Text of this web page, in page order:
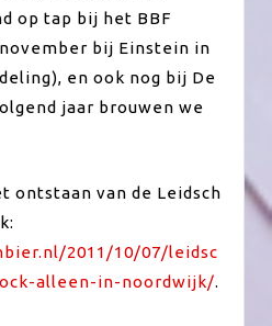
op tap bij het BBF
november bij Einstein in
en ook nog bij De
jaar brouwen we
ontstaan van de Leidsch
2011/10/07/leidsc
alleen-in-noordwijk/.